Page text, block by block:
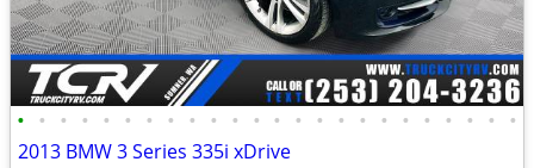
• • • • • • • • • • • • • • • • • • • • • • • •
2013 BMW 3 Series 335i xDrive